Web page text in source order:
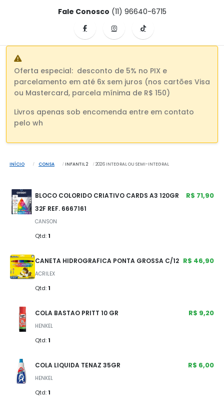
Fale Conosco (11) 96640-6715
Oferta especial: desconto de 5% no PIX e
parcelamento em até 6x sem juros (nos cartões Visa
ou Mastercard, parcela mínima de R$ 150)
Livros apenas sob encomenda entre em contato
pelo wh
INÍCIO CONSA INFANTIL 2 2026 INTEGRAL OU SEMI-INTEGRAL
BLOCO COLORIDO CRIATIVO CARDS A3 120GR
32F REF. 6667161
CANSON
Qtd: 1
R$ 71,90
CANETA HIDROGRAFICA PONTA GROSSA C/12
ACRILEX
Qtd: 1
R$ 46,90
COLA BASTAO PRITT 10 GR
HENKEL
Qtd: 1
R$ 9,20
COLA LIQUIDA TENAZ 35GR
HENKEL
Qtd: 1
R$ 6,00